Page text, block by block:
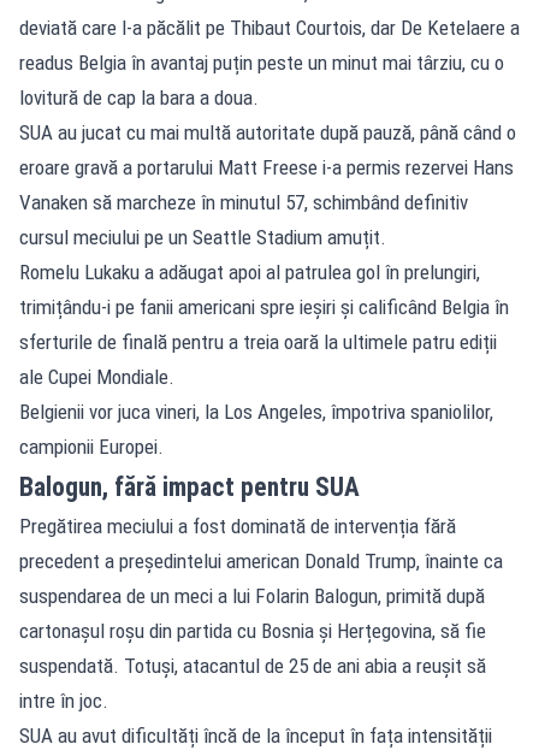
deviată care l-a păcălit pe Thibaut Courtois, dar De Ketelaere a
readus Belgia în avantaj puțin peste un minut mai târziu, cu o
lovitură de cap la bara a doua.
SUA au jucat cu mai multă autoritate după pauză, până când o
eroare gravă a portarului Matt Freese i-a permis rezervei Hans
Vanaken să marcheze în minutul 57, schimbând definitiv
cursul meciului pe un Seattle Stadium amuțit.
Romelu Lukaku a adăugat apoi al patrulea gol în prelungiri,
trimițându-i pe fanii americani spre ieșiri și calificând Belgia în
sferturile de finală pentru a treia oară la ultimele patru ediții
ale Cupei Mondiale.
Belgienii vor juca vineri, la Los Angeles, împotriva spaniolilor,
campionii Europei.
Balogun, fără impact pentru SUA
Pregătirea meciului a fost dominată de intervenția fără
precedent a președintelui american Donald Trump, înainte ca
suspendarea de un meci a lui Folarin Balogun, primită după
cartonașul roșu din partida cu Bosnia și Herțegovina, să fie
suspendată. Totuși, atacantul de 25 de ani abia a reușit să
intre în joc.
SUA au avut dificultăți încă de la început în fața intensității